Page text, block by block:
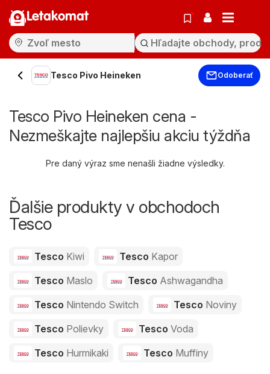
Letakomat
Tesco Pivo Heineken Odoberať
Tesco Pivo Heineken cena -
Nezmeškajte najlepšiu akciu týždňa
Pre daný výraz sme nenašli žiadne výsledky.
Ďalšie produkty v obchodoch
Tesco
Tesco Kiwi Tesco Kapor
Tesco Maslo Tesco Ashwagandha
Tesco Nintendo Switch Tesco Noviny
Tesco Polievky Tesco Voda
Tesco Hurmikaki Tesco Muffiny